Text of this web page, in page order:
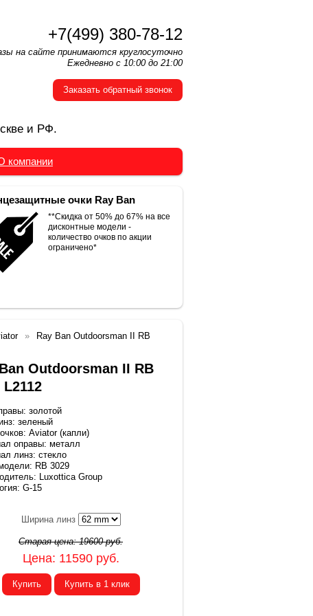
+7(499) 380-78-12
на сайте принимаются круглосуточно
Ежедневно с 10:00 до 21:00
Заказать обратный звонок
и РФ.
компании
очки Ray Ban
**Скидка от 50% до 67% на все
дисконтные модели -
количество очков по акции
ограничено*
Ray Ban Outdoorsman II RB
Outdoorsman II RB
L2112
золотой
зеленый
Aviator (капли)
оправы: металл
линз: стекло
RB 3029
Luxottica Group
G-15
Ширина линз
Старая цена:19600руб.
Цена: 11590руб.
Купить Купить в 1 клик